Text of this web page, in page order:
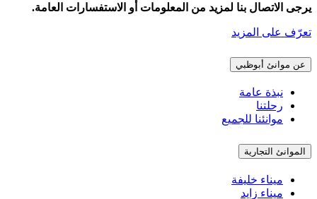
يرجى الاتصال بنا لمزيد من المعلومات أو الاستفسارات العامة.
تعرّف على المزيد
عن موانئ أبوظبي
نبذة عامة
رحلتنا
موانئنا للجميع
الموانئ التجارية
ميناء خليفة
ميناء زايد